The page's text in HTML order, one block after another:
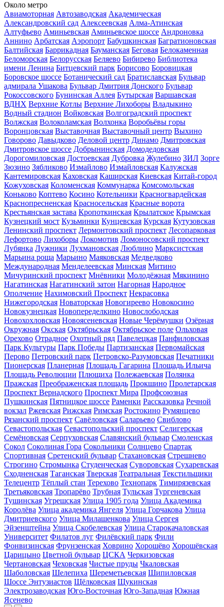
Около метро
Авиамоторная Автозаводская Академическая
Александровский сад Алексеевская Алма-Атинская
Алтуфьево Аминьевская Аминьевское шоссе Андроновка
Аннино Арбатская Аэропорт Бабушкинская Багратионовская
Балтийская Баррикадная Бауманская Беговая Белокаменная
Беломорская Белорусская Беляево Бибирево Библиотека
имени Ленина Битцевский парк Борисово Боровицкая
Боровское шоссе Ботанический сад Братиславская Бульвар
адмирала Ушакова Бульвар Дмитрия Донского Бульвар
Рокоссовского Бунинская Аллея Бутырская Варшавская
ВДНХ Верхние Котлы Верхние Лихоборы Владыкино
Водный стадион Войковская Волгоградский проспект
Волжская Волоколамская Волхонка Воробьёвы горы
Воронцовская Выставочная Выставочный центр Выхино
Говорово Давыдково Деловой центр Динамо Дмитровская
Дмитровское шоссе Добрынинская Домодедовская
Дорогомиловская Достоевская Дубровка Жулебино ЗИЛ Зорге
Зюзино Зябликово Измайлово Измайловская Калужская
Кантемировская Каховская Каширская Киевская Китай-город
Кожуховская Коломенская Коммунарка Комсомольская
Коньково Коптево Косино Котельники Красногвардейская
Краснопресненская Красносельская Красные ворота
Крестьянская застава Кропоткинская Крылатское Крымская
Кузнецкий мост Кузьминки Кунцевская Курская Кутузовская
Ленинский проспект Лермонтовский проспект Лесопарковая
Лефортово Лихоборы Локомотив Ломоносовский проспект
Лубянка Лужники Лухмановская Люблино Марксистская
Марьина роща Марьино Маяковская Медведково
Международная Менделеевская Минская Митино
Мичуринский проспект Мнёвники Молодёжная Мякинино
Нагатинская Нагатинский затон Нагорная Народное
Ополчение Нахимовский Проспект Некрасовка
Нижегородская Новаторская Новогиреево Новокосино
Новокузнецкая Новопеределкино Новослободская
Новохохловская Новоясеневская Новые Черёмушки Озёрная
Окружная Окская Октябрьская Октябрьское поле Ольховая
Орехово Отрадное Охотный ряд Павелецкая Панфиловская
Парк Культуры Парк Победы Партизанская Первомайская
Перово Петровский парк Петровско-Разумовская Печатники
Пионерская Планерная Площадь Гагарина Площадь Ильича
Площадь Революции Плющиха Полежаевская Полянка
Пражская Преображенская площадь Прокшино Пролетарская
Проспект Вернадского Проспект Мира Профсоюзная
Пушкинская Пятницкое шоссе Раменки Рассказовка Речной
вокзал Ржевская Рижская Римская Ростокино Румянцево
Рязанский проспект Савёловская Саларьево Свиблово
Севастопольская Севастопольский проспект Селигерская
Семёновская Серпуховская Славянский бульвар Смоленская
Сокол Соколиная Гора Сокольники Солнцево Спартак
Спортивная Сретенский бульвар Стахановская Стрешнево
Строгино Стромынка Студенческая Суворовская Сухаревская
Сходненская Таганская Тверская Театральная Текстильщики
Телецентр Тёплый стан Терехово Технопарк Тимирязевская
Третьяковская Тропарёво Трубная Тульская Тургеневская
Тушинская Угрешская Улица 1905 года Улица Академика
Королёва Улица академика Янгеля Улица Горчакова Улица
Дмитриевского Улица Милашенкова Улица Сергея
Эйзенштейна Улица Скобелевская Улица Старокачаловская
Университет Филатов луг Филёвский парк Фили
Фонвизинская Фрунзенская Ховрино Хорошёво Хорошёвская
Царицыно Цветной бульвар ЦСКА Черкизовская
Чертановская Чеховская Чистые пруды Чкаловская
Шаболовская Шелепиха Шереметьевская Шипиловская
Шоссе Энтузиастов Щёлковская Щукинская
Электрозаводская Юго-Восточная Юго-Западная Южная
Ясенево